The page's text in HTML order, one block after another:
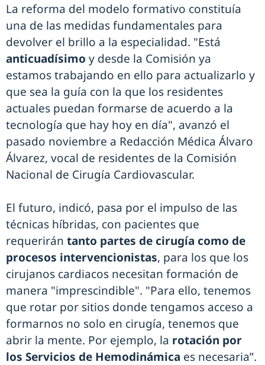
La reforma del modelo formativo constituía
una de las medidas fundamentales para
devolver el brillo a la especialidad. "Está
anticuadísimo y desde la Comisión ya
estamos trabajando en ello para actualizarlo y
que sea la guía con la que los residentes
actuales puedan formarse de acuerdo a la
tecnología que hay hoy en día", avanzó el
pasado noviembre a Redacción Médica Álvaro
Álvarez, vocal de residentes de la Comisión
Nacional de Cirugía Cardiovascular.
El futuro, indicó, pasa por el impulso de las
técnicas híbridas, con pacientes que
requerirán tanto partes de cirugía como de
procesos intervencionistas, para los que los
cirujanos cardiacos necesitan formación de
manera "imprescindible". "Para ello, tenemos
que rotar por sitios donde tengamos acceso a
formarnos no solo en cirugía, tenemos que
abrir la mente. Por ejemplo, la rotación por
los Servicios de Hemodinámica es necesaria”.